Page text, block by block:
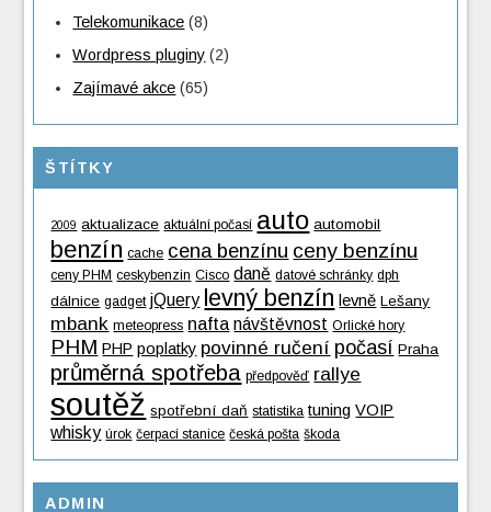
Telekomunikace (8)
Wordpress pluginy (2)
Zajímavé akce (65)
ŠTÍTKY
2009 aktualizace aktuální počasí auto automobil
benzín cache cena benzínu ceny benzínu
ceny PHM ceskybenzin Cisco daně datové schránky dph
dálnice gadget jQuery levný benzín levně Lešany
mbank meteopress nafta návštěvnost Orlické hory
PHM PHP poplatky povinné ručení počasí Praha
průměrná spotřeba předpověď rallye
soutěž spotřební daň statistika tuning VOIP
whisky úrok čerpací stanice česká pošta škoda
ADMIN